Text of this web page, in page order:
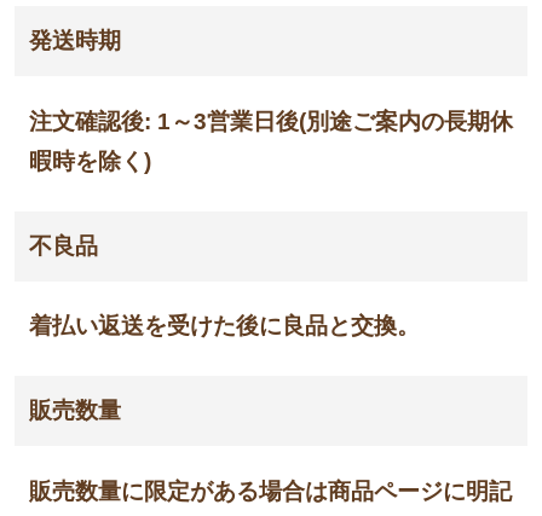
発送時期
注文確認後: 1～3営業日後(別途ご案内の長期休
暇時を除く)
不良品
着払い返送を受けた後に良品と交換。
販売数量
販売数量に限定がある場合は商品ページに明記